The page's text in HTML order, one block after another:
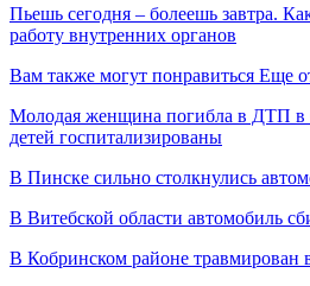
Пьешь сегодня – болеешь завтра.
работу внутренних органов
Вам также могут понравиться Еще
Молодая женщина погибла в ДТП в
детей госпитализированы
В Пинске сильно столкнулись
В Витебской области автомобиль
В Кобринском районе травмирован